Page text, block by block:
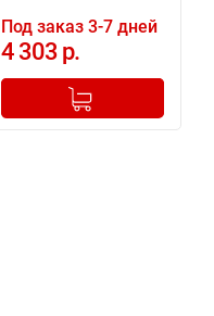
Под заказ 3-7 дней
4 303 р.
+
Добавлено в корзину